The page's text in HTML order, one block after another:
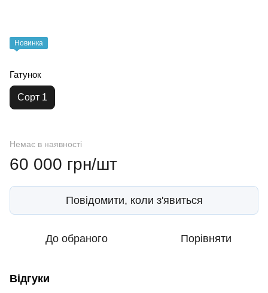
Новинка
Гатунок
Сорт 1
Немає в наявності
60 000 грн/шт
Повідомити, коли з'явиться
До обраного Порівняти
Відгуки